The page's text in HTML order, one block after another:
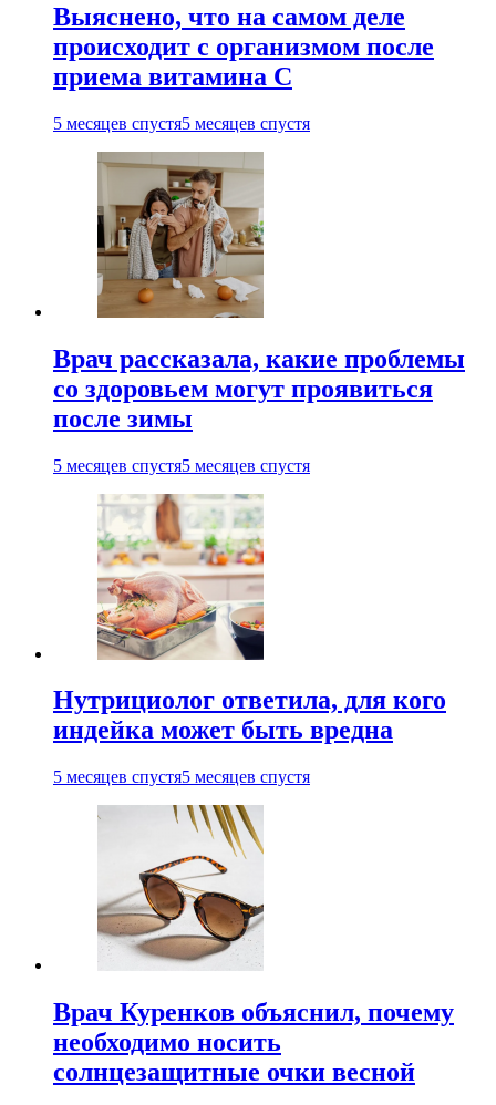
Выяснено, что на самом деле
происходит с организмом после
приема витамина С
5 месяцев спустя5 месяцев спустя
Врач рассказала, какие проблемы
со здоровьем могут проявиться
после зимы
5 месяцев спустя5 месяцев спустя
Нутрициолог ответила, для кого
индейка может быть вредна
5 месяцев спустя5 месяцев спустя
Врач Куренков объяснил, почему
необходимо носить
солнцезащитные очки весной